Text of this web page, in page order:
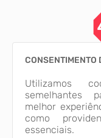
CONSENTIMENTO
Utilizamos
semelhantes
melhor
como
essenciais.